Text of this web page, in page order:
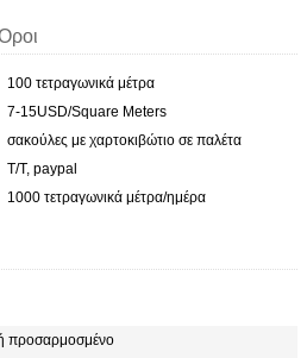
100 τετραγωνικά μέτρα
7-15USD/Square Meters
σακούλες με χαρτοκιβώτιο σε παλέτα
T/T, paypal
1000 τετραγωνικά μέτρα/ημέρα
προσαρμοσμένο